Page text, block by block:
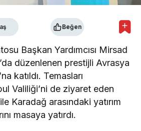
Beğen
Başkan Yardımcısı Mirsad
düzenlenen prestijli Avrasya
katıldı. Temasları
Valiliği’ni de ziyaret eden
Karadağ arasındaki yatırım
masaya yatırdı.